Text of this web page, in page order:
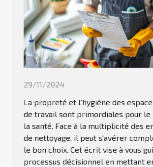
29/11/2024
La propreté et l'hygiène des
de travail sont primordiales pour
la santé. Face à la multiplicité des
de nettoyage, il peut s'avérer
le bon choix. Cet écrit vise à vous
processus décisionnel en mettant